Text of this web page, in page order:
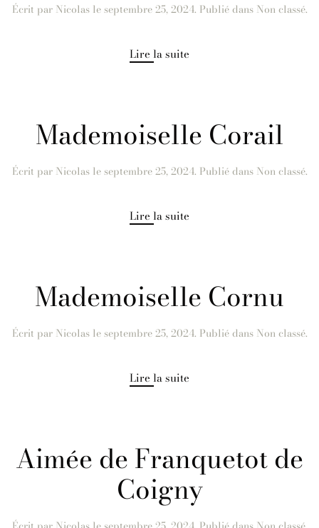
Écrit par Nicolasleseptembre 25, 2024. Publié dans Non classé.
Lire la suite
Mademoiselle Corail
Écrit par Nicolasleseptembre 25, 2024. Publié dans Non classé.
Lire la suite
Mademoiselle Cornu
Écrit par Nicolasleseptembre 25, 2024. Publié dans Non classé.
Lire la suite
Aimée de Franquetot de
Coigny